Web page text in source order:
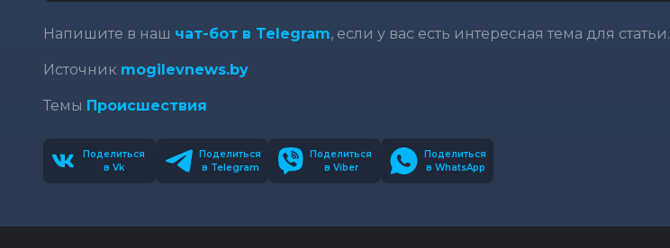
Напишите в наш чат-бот в Telegram, если у вас есть интересная тема для статьи.
Источник mogilevnews.by
Темы Происшествия
Поделиться
в Vk
Поделиться
в Telegram
Поделиться
в Viber
Поделиться
в WhatsApp